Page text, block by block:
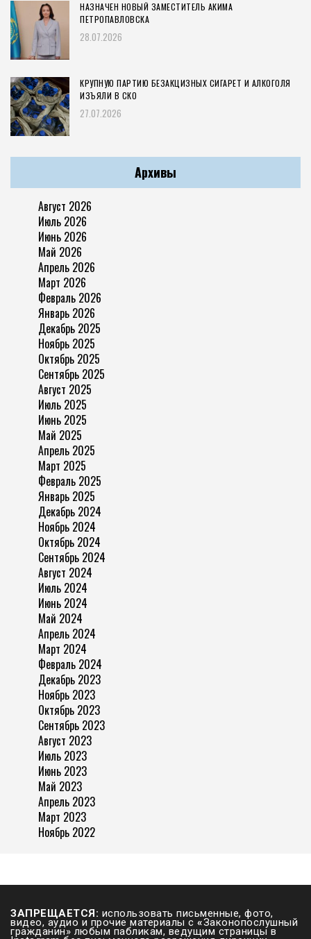
НАЗНАЧЕН НОВЫЙ ЗАМЕСТИТЕЛЬ АКИМА
ПЕТРОПАВЛОВСКА
28.07.2026
КРУПНУЮ ПАРТИЮ БЕЗАКЦИЗНЫХ СИГАРЕТ И АЛКОГОЛЯ
ИЗЪЯЛИ В СКО
27.07.2026
Архивы
Август 2026
Июль 2026
Июнь 2026
Май 2026
Апрель 2026
Март 2026
Февраль 2026
Январь 2026
Декабрь 2025
Ноябрь 2025
Октябрь 2025
Сентябрь 2025
Август 2025
Июль 2025
Июнь 2025
Май 2025
Апрель 2025
Март 2025
Февраль 2025
Январь 2025
Декабрь 2024
Ноябрь 2024
Октябрь 2024
Сентябрь 2024
Август 2024
Июль 2024
Июнь 2024
Май 2024
Апрель 2024
Март 2024
Февраль 2024
Декабрь 2023
Ноябрь 2023
Октябрь 2023
Сентябрь 2023
Август 2023
Июль 2023
Июнь 2023
Май 2023
Апрель 2023
Март 2023
Ноябрь 2022
ЗАПРЕЩАЕТСЯ: использовать письменные, фото,
видео, аудио и прочие материалы с «Законопослушный
гражданин» любым пабликам, ведущим страницы в